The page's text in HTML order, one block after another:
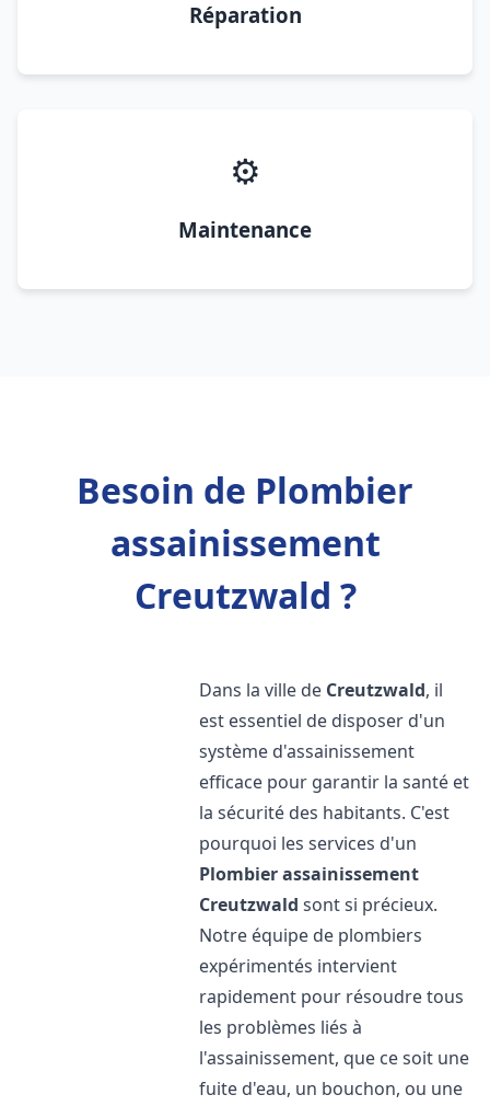
Réparation
⚙️
Maintenance
Besoin de Plombier
assainissement
Creutzwald ?
Dans la ville de Creutzwald, il
est essentiel de disposer d'un
système d'assainissement
efficace pour garantir la santé et
la sécurité des habitants. C'est
pourquoi les services d'un
Plombier assainissement
Creutzwald sont si précieux.
Notre équipe de plombiers
expérimentés intervient
rapidement pour résoudre tous
les problèmes liés à
l'assainissement, que ce soit une
fuite d'eau, un bouchon, ou une